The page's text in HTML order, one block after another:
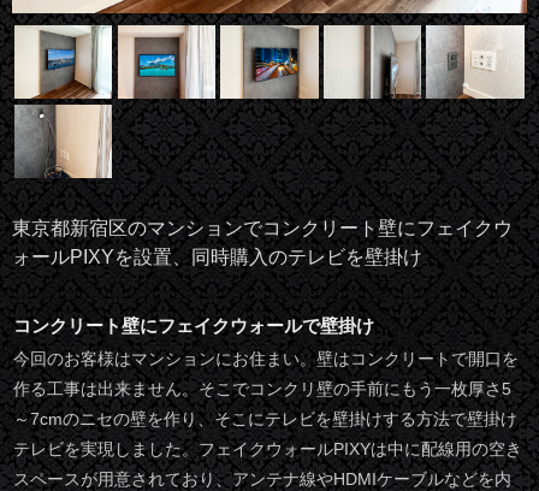
東京都新宿区のマンションでコンクリート壁にフェイクウ
ォールPIXYを設置、同時購入のテレビを壁掛け
コンクリート壁にフェイクウォールで壁掛け
今回のお客様はマンションにお住まい。壁はコンクリートで開口を
作る工事は出来ません。そこでコンクリ壁の手前にもう一枚厚さ5
～7cmのニセの壁を作り、そこにテレビを壁掛けする方法で壁掛け
テレビを実現しました。フェイクウォールPIXYは中に配線用の空き
スペースが用意されており、アンテナ線やHDMIケーブルなどを内